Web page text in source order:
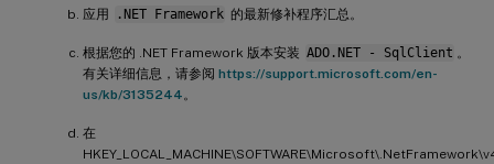
应用 .NET Framework 的最新修补程序汇总。
根据您的 .NET Framework 版本安装 ADO.NET - SqlClient 。
有关详细信息，请参阅 https://support.microsoft.com/en-
us/kb/3135244。
在